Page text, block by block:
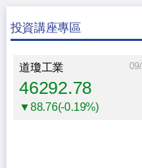
投資講座專區
道瓊工業
46292.78
▼88.76(-0.19%)